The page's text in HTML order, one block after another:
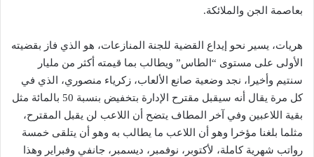
بعاصمة الجن والملائكة.
هريات، يسير نحو إيداع القضية للجنة المنازعات، هو الذي فاز بقضيته
الأولى على مستوى “الطاس” ويطالب بما قيمته أكثر من مليار
سنتيم وأخيرا، نجد وضعية صانع الألعاب، زكرياء منصوري، الذي في
كل مرة يقال أنه سيقبل مقترح الإدارة بتخفيض بنسبة 50 بالمائة مثل
بقية اللاعبين وفي آخر المطاف يتضح أن اللاعب لن يقبل المقترح،
مثلما بلغنا مؤخرا وهو أن اللاعب ما يطالب به وهو أن يتلقى خمسة
رواتب شهرية كاملة، لأكتوبر، نوفمبر، ديسمبر، جانفي وفبراير وهذا